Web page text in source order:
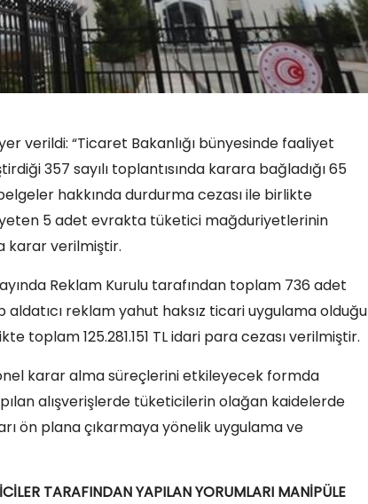
verildi: “Ticaret Bakanlığı bünyesinde faaliyet
357 sayılı toplantısında karara bağladığı 65
hakkında durdurma cezası ile birlikte
5 adet evrakta tüketici mağduriyetlerinin
karar verilmiştir.
ayında Reklam Kurulu tarafından toplam 736 adet
reklam yahut haksız ticari uygulama olduğu
toplam 125.281.151 TL idari para cezası verilmiştir.
karar alma süreçlerini etkileyecek formda
alışverişlerde tüketicilerin olağan kaidelerde
ön plana çıkarmaya yönelik uygulama ve
TARAFINDAN YAPILAN YORUMLARI MANİPÜLE